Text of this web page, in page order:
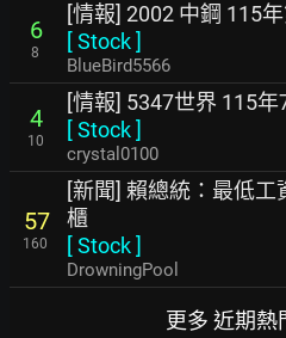
6
8
[情報] 2002 中鋼 115
[Stock]
BlueBird5566
4
10
[情報] 5347世界 115
[Stock]
crystal0100
57
160
[新聞] 賴總統：最低
櫃
[Stock]
DrowningPool
更多 近期熱